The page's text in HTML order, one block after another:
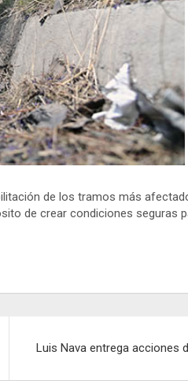
de los tramos más
de crear condiciones
Luis Nava entrega acciones